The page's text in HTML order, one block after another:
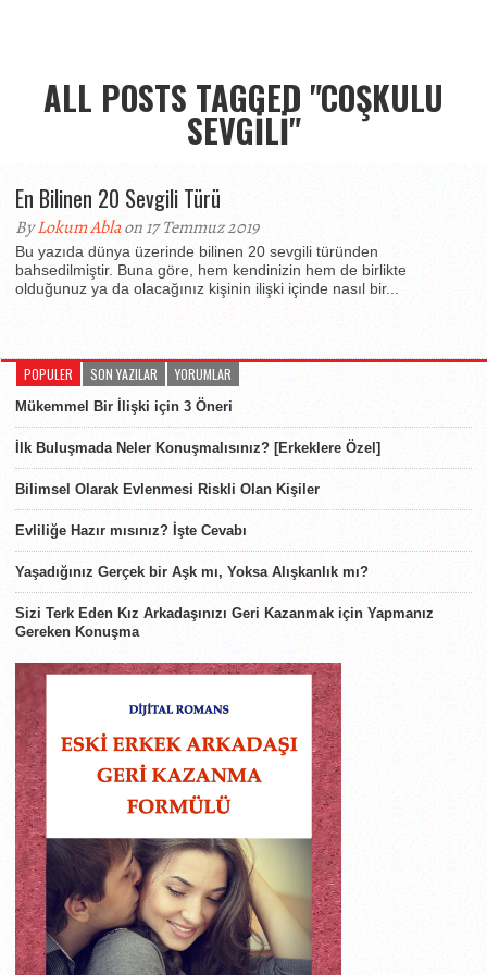
ALL POSTS TAGGED "COŞKULU
SEVGILI"
En Bilinen 20 Sevgili Türü
ByLokum Ablaon 17 Temmuz 2019
Bu yazıda dünya üzerinde bilinen 20 sevgili türünden
bahsedilmiştir. Buna göre, hem kendinizin hem de birlikte
olduğunuz ya da olacağınız kişinin ilişki içinde nasıl bir...
POPULER SON YAZILAR YORUMLAR
Mükemmel Bir İlişki için 3 Öneri
İlk Buluşmada Neler Konuşmalısınız? [Erkeklere Özel]
Bilimsel Olarak Evlenmesi Riskli Olan Kişiler
Evliliğe Hazır mısınız? İşte Cevabı
Yaşadığınız Gerçek bir Aşk mı, Yoksa Alışkanlık mı?
Sizi Terk Eden Kız Arkadaşınızı Geri Kazanmak için Yapmanız
Gereken Konuşma